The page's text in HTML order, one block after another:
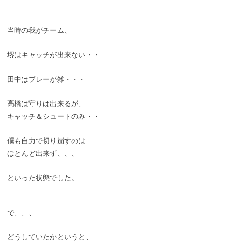
当時の我がチーム、
堺はキャッチが出来ない・・
田中はプレーが雑・・・
高橋は守りは出来るが、
キャッチ＆シュートのみ・・
僕も自力で切り崩すのは
ほとんど出来ず、、、
といった状態でした。
で、、、
どうしていたかというと、